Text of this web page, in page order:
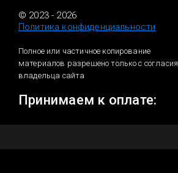
© 2023 - 2026
Политика конфиденциальности
Полное или частичное копирование
материалов разрешено только с согласия
владельца сайта
Принимаем к оплате: